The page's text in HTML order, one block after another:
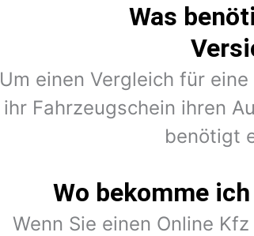
Was
Um einen Vergleich für
ihr Fahrzeugschein ihren
benötigt
Wo bekomme
Wenn Sie einen Online